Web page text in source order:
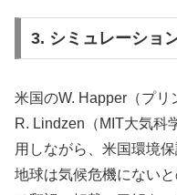
3. シミュレーショ
米国のW. Happer（プリ
R. Lindzen（MIT大気科
用しながら、米国環境
地球は気候危機にない